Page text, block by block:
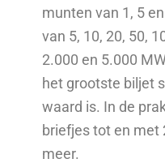
munten van 1, 5
van 5, 10, 20, 50,
2.000 en 5.000
het grootste biljet
waard is. In de
briefjes tot en met
meer.